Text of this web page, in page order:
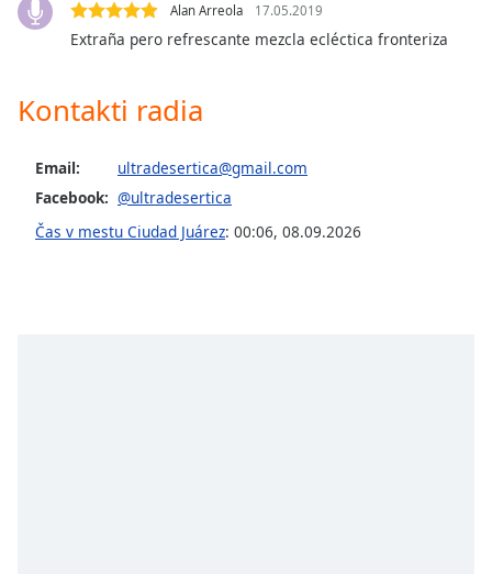
dialog
will
close
window.
Alan Arreola 17.05.2019
Extraña pero refrescante mezcla ecléctica fronteriza
Kontakti radia
Email:
ultradesertica@gmail.com
Facebook: @ultradesertica
Čas v mestu Ciudad Juárez: 00:06, 08.09.2026